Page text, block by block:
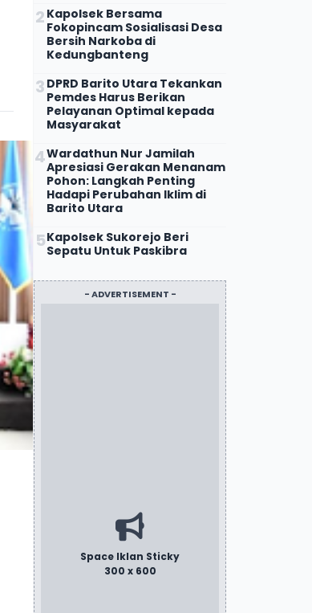
Kapolsek Bersama
Fokopincam Sosialisasi Desa
Bersih Narkoba di
Kedungbanteng
DPRD Barito Utara Tekankan
Pemdes Harus Berikan
Pelayanan Optimal kepada
Masyarakat
Wardathun Nur Jamilah
Apresiasi Gerakan Menanam
Pohon: Langkah Penting
Hadapi Perubahan Iklim di
Barito Utara
Kapolsek Sukorejo Beri
Sepatu Untuk Paskibra
- ADVERTISEMENT -
Space Iklan Sticky
300 x 600